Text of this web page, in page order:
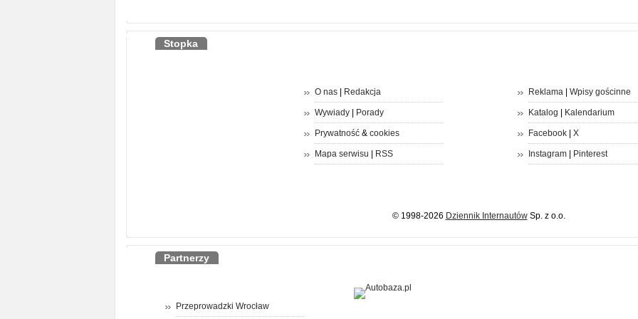
Stopka
O nas| Redakcja
Wywiady| Porady
Prywatność& cookies
Mapa serwisu RSS
Reklama| Wpisy gościnne
Katalog Kalendarium
Facebook| X
Instagram| Pinterest
© 1998-2026 Dziennik InternautówSp. z o.o.
Partnerzy
Przeprowadzki Wrocław